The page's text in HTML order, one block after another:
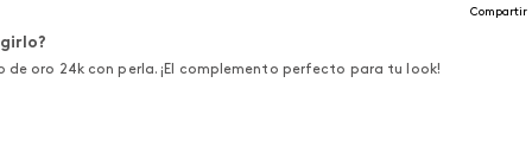
Compartir
de oro 24k con perla. ¡El complemento perfecto para tu look!